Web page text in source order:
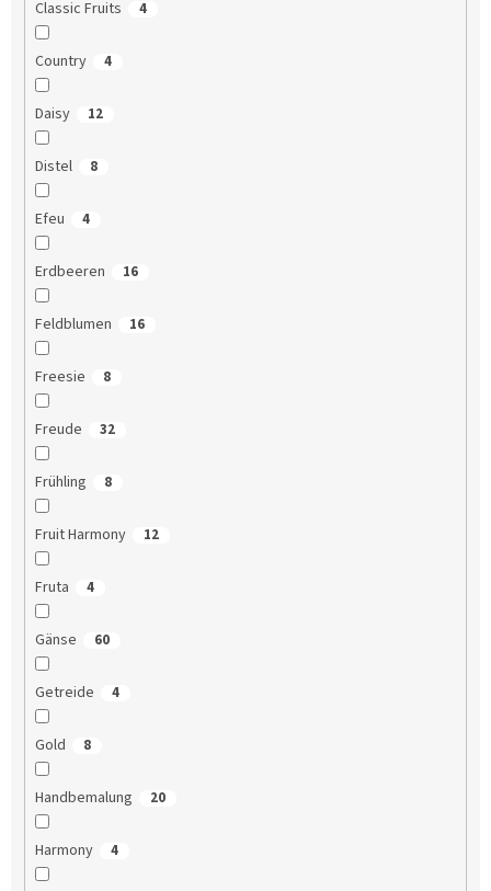
Classic Fruits 4
Country 4
Daisy 12
Distel 8
Efeu 4
Erdbeeren 16
Feldblumen 16
Freesie 8
Freude 32
Frühling 8
Fruit Harmony 12
Fruta 4
Gänse 60
Getreide 4
Gold 8
Handbemalung 20
Harmony 4